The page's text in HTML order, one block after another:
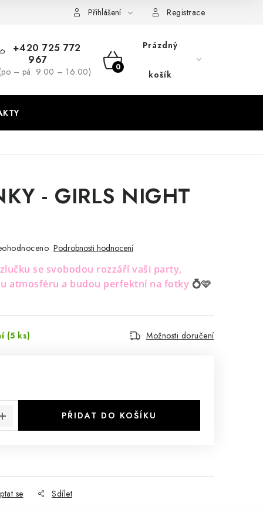
GDPR + cookies
Přihlášení Registrace
+420 725 772
967
– pá: 9:00 – 16:00)
NÁKUPNÍ
Prázdný
košík
- GIRLS NIGHT
Podrobnosti hodnocení
se svobodou rozzáří vaši party,
atmosféru a budou perfektní na fotky 💍🩷
(5 ks) Možnosti doručení
PŘIDAT DO KOŠÍKU
se Sdílet